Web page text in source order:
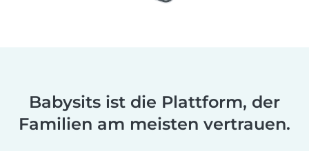
Babysits ist die Plattform, der
Familien am meisten vertrauen.